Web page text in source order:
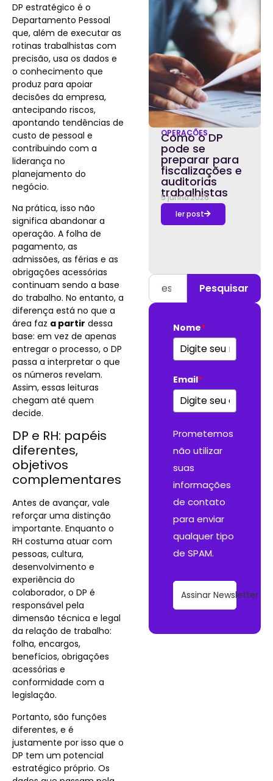
DP estratégico é o
Departamento Pessoal
que, além de executar as
rotinas trabalhistas com
precisão, usa os dados e
o conhecimento que
produz para apoiar
decisões da empresa,
antecipando riscos,
apontando tendências de
custo de pessoal e
contribuindo com a
liderança no
planejamento do
negócio.
Na prática, isso não
significa abandonar a
operação. A folha de
pagamento, as
admissões, as férias e as
obrigações acessórias
continuam sendo a base
do trabalho. No entanto, a
diferença está no que a
área faz a partir dessa
base: em vez de apenas
entregar o processo, o DP
passa a interpretar o que
os números revelam.
Assim, essas leituras
chegam até quem
decide.
DP e RH: papéis
diferentes,
objetivos
complementares
Antes de avançar, vale
reforçar uma distinção
importante. Enquanto o
RH costuma atuar com
pessoas, cultura,
desenvolvimento e
experiência do
colaborador, o DP é
responsável pela
dimensão técnica e legal
da relação de trabalho:
folha, encargos,
benefícios, obrigações
acessórias e
conformidade com a
legislação.
Portanto, são funções
diferentes, e é
justamente por isso que o
DP tem um potencial
estratégico próprio. Os
OPERAÇÕES
Como o DP
pode se
preparar para
fiscalizações e
auditorias
trabalhistas
5 junho 2026
ler post
Pesquisar
Nome*
Email*
Prometemos
não utilizar
suas
informações
de contato
para enviar
qualquer tipo
de SPAM.
Assinar Newsletter